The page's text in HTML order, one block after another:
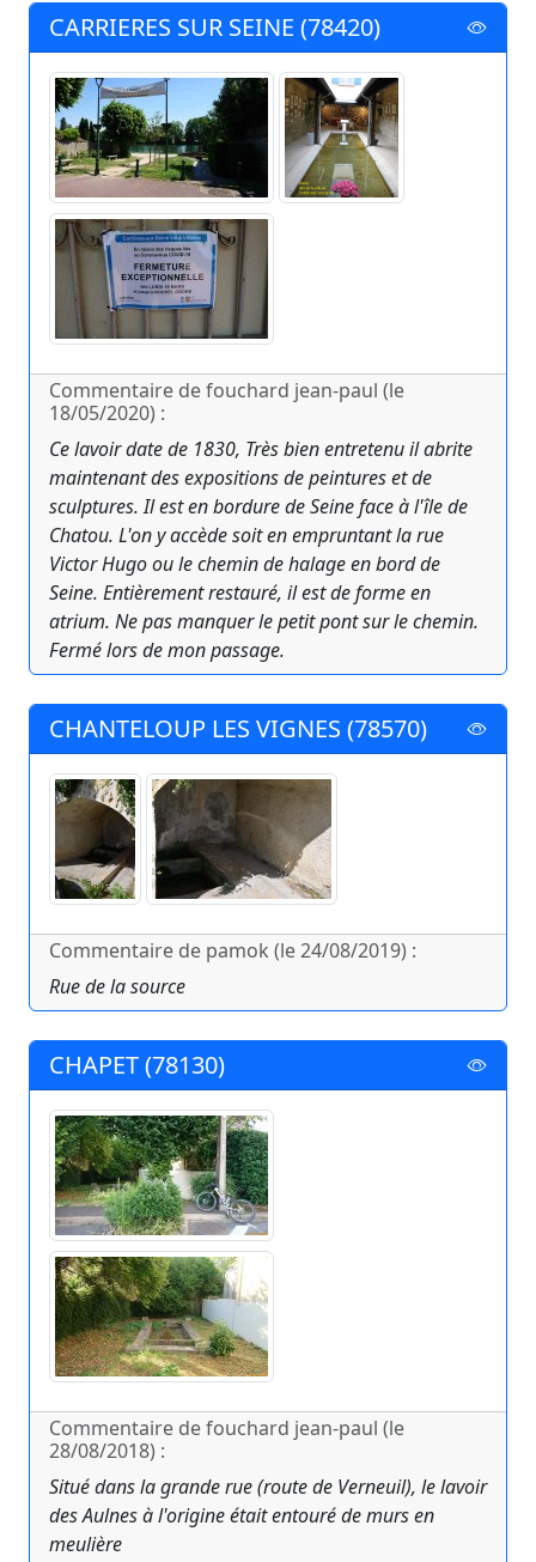
CARRIERES SUR SEINE (78420)
Commentaire de fouchard jean-paul (le
18/05/2020) :
Ce lavoir date de 1830, Très bien entretenu il abrite
maintenant des expositions de peintures et de
sculptures. Il est en bordure de Seine face à l'île de
Chatou. L'on y accède soit en empruntant la rue
Victor Hugo ou le chemin de halage en bord de
Seine. Entièrement restauré, il est de forme en
atrium. Ne pas manquer le petit pont sur le chemin.
Fermé lors de mon passage.
CHANTELOUP LES VIGNES (78570)
Commentaire de pamok (le 24/08/2019) :
Rue de la source
CHAPET (78130)
Commentaire de fouchard jean-paul (le
28/08/2018) :
Situé dans la grande rue (route de Verneuil), le lavoir
des Aulnes à l'origine était entouré de murs en
meulière